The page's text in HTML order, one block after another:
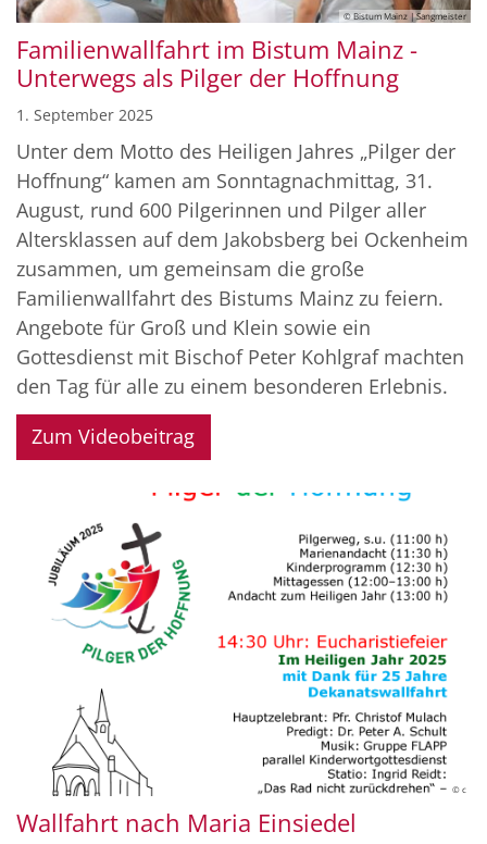
© Bistum Mainz | Sangmeister
Familienwallfahrt im Bistum Mainz -
Unterwegs als Pilger der Hoffnung
1. September 2025
Unter dem Motto des Heiligen Jahres „Pilger der
Hoffnung“ kamen am Sonntagnachmittag, 31.
August, rund 600 Pilgerinnen und Pilger aller
Altersklassen auf dem Jakobsberg bei Ockenheim
zusammen, um gemeinsam die große
Familienwallfahrt des Bistums Mainz zu feiern.
Angebote für Groß und Klein sowie ein
Gottesdienst mit Bischof Peter Kohlgraf machten
den Tag für alle zu einem besonderen Erlebnis.
Zum Videobeitrag
© c
Wallfahrt nach Maria Einsiedel